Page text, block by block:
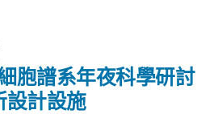
胞譜系年夜科學研討
設計設施